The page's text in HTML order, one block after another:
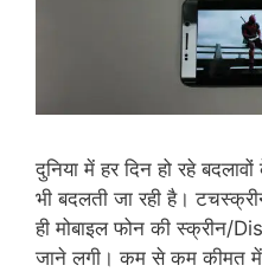
दुनिया में हर दिन हो रहे
भी बदलती जा रही है।
ही मोबाइल फोन की स्क्रीन/
जाने लगी। कम से कम कीमत में